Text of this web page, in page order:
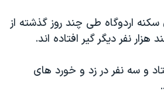
سکنه اردوگاه طی چند روز گذشته از
هزار نفر ديگر گير افتاده اند.
و سه نفر در زد و خورد های